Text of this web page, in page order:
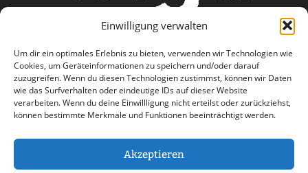
Einwilligung verwalten
Um dir ein optimales Erlebnis zu bieten, verwenden wir Technologien wie
Cookies, um Geräteinformationen zu speichern und/oder darauf
zuzugreifen. Wenn du diesen Technologien zustimmst, können wir Daten
wie das Surfverhalten oder eindeutige IDs auf dieser Website
verarbeiten. Wenn du deine Einwillligung nicht erteilst oder zurückziehst,
können bestimmte Merkmale und Funktionen beeinträchtigt werden.
Akzeptieren
AGB
Datenschutzerklärung
Haftungsausschluss
Impressum
Kontakt